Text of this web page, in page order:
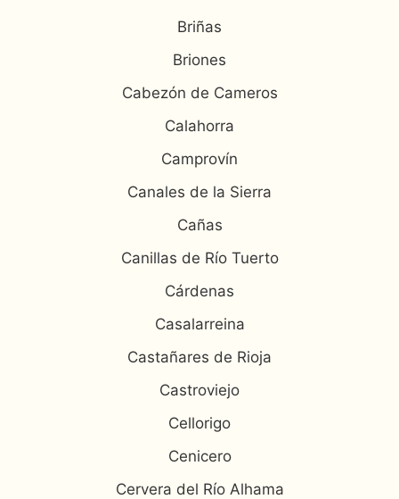
Briñas
Briones
Cabezón de Cameros
Calahorra
Camprovín
Canales de la Sierra
Cañas
Canillas de Río Tuerto
Cárdenas
Casalarreina
Castañares de Rioja
Castroviejo
Cellorigo
Cenicero
Cervera del Río Alhama